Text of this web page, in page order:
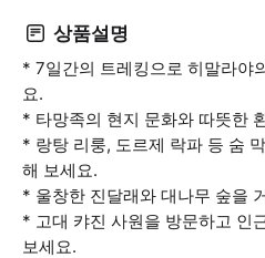
상품설명
* 7일간의 트레킹으로 히말라야
요.
* 타망족의 현지 문화와 따뜻한
* 랑탕 리룽, 도르제 락파 등 숨
해 보세요.
* 울창한 진달래와 대나무 숲을
* 고대 캬진 사원을 방문하고 인
보세요.